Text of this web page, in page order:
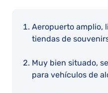
Aeropuerto amplio,
tiendas de
Muy bien situado,
para vehículos de